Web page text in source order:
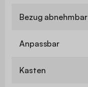
Bezug abnehmbar
Anpassbar
Kasten